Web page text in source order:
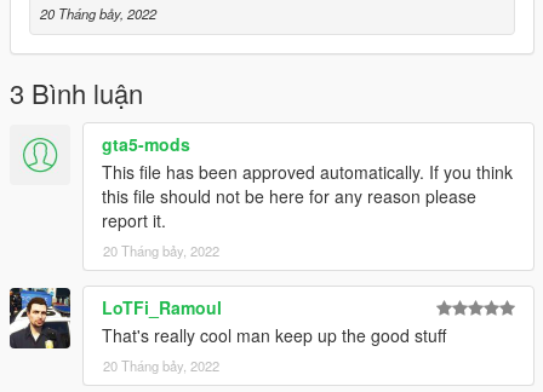
20 Tháng bảy, 2022
3 Bình luận
gta5-mods
This file has been approved automatically. If you think
this file should not be here for any reason please
report it.
20 Tháng bảy, 2022
LoTFi_Ramoul
That's really cool man keep up the good stuff
20 Tháng bảy, 2022